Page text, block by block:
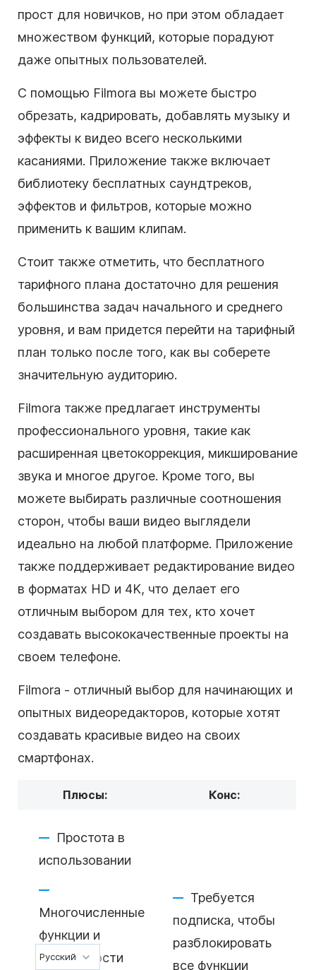
прост для новичков, но при этом обладает
множеством функций, которые порадуют
даже опытных пользователей.
С помощью Filmora вы можете быстро
обрезать, кадрировать, добавлять музыку и
эффекты к видео всего несколькими
касаниями. Приложение также включает
библиотеку бесплатных саундтреков,
эффектов и фильтров, которые можно
применить к вашим клипам.
Стоит также отметить, что бесплатного
тарифного плана достаточно для решения
большинства задач начального и среднего
уровня, и вам придется перейти на тарифный
план только после того, как вы соберете
значительную аудиторию.
Filmora также предлагает инструменты
профессионального уровня, такие как
расширенная цветокоррекция, микширование
звука и многое другое. Кроме того, вы
можете выбирать различные соотношения
сторон, чтобы ваши видео выглядели
идеально на любой платформе. Приложение
также поддерживает редактирование видео
в форматах HD и 4K, что делает его
отличным выбором для тех, кто хочет
создавать высококачественные проекты на
своем телефоне.
Filmora - отличный выбор для начинающих и
опытных видеоредакторов, которые хотят
создавать красивые видео на своих
смартфонах.
Плюсы: Конс:
Простота в
использовании
Многочисленные
функции и
возможности
Требуется
подписка, чтобы
разблокировать
все функции
Русский